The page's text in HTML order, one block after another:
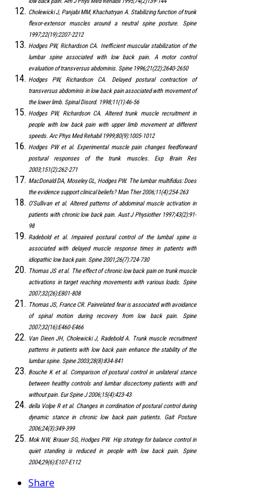
Cholewicki J, Panjabi MM, Khachatryan A. Stabilizing function of trunk
flexor-extensor muscles around a neutral spine posture. Spine
1997;22(19):2207-2212
Hodges PW, Richardson CA. Inefficient muscular stabilization of the
lumbar spine associated with low back pain. A motor control
evaluation of transversus abdominis. Spine 1996;21(22):2640-2650
Hodges PW, Richardson CA. Delayed postural contraction of
transversus abdominis in low back pain associated with movement of
the lower limb. Spinal Disord. 1998;11(1):46-56
Hodges PW, Richardson CA. Altered trunk muscle recruitment in
people with low back pain with upper limb movement at different
speeds. Arc Phys Med Rehabil 1999;80(9):1005-1012
Hodges PW et al. Experimental muscle pain changes feedforward
postural responses of the trunk muscles. Exp Brain Res
2003;151(2):262-271
MacDonald DA, Moseley GL, Hodges PW. The lumbar multifidus: Does
the evidence support clinical beliefs? Man Ther 2006;11(4):254-263
O’Sullivan et al. Altered patterns of abdominal muscle activation in
patients with chronic low back pain. Aust J Physiother 1997;43(2):91-
98
Radebold et al. Impaired postural control of the lumbal spine is
associated with delayed muscle response times in patients with
idiopathic low back pain. Spine 2001;26(7):724-730
Thomas JS et al. The effect of chronic low back pain on trunk muscle
activations in target reaching movements with various loads. Spine
2007;32(26):E801-808
Thomas JS, France CR. Painrelated fear is associated with avoidance
of spinal motion during recovery from low back pain. Spine
2007;32(16):E460-E466
Van Dieen JH, Cholewicki J, Radebold A. Trunk muscle recruitment
patterns in patients with low back pain enhance the stability of the
lumbar spine. Spine 2003;28(8):834-841
Bouche K et al. Comparison of postural control in unilateral stance
between healthy controls and lumbar discectomy patients with and
without pain. Eur Spine J 2006;15(4):423-43
della Volpe R et al. Changes in corrdination of postural control during
dynamic stance in chronic low back pain patients. Gait Posture
2006;24(3):349-399
Mok NW, Brauer SG, Hodges PW. Hip strategy for balance control in
quiet standing is reduced in people with low back pain. Spine
2004;29(6):E107-E112
Share